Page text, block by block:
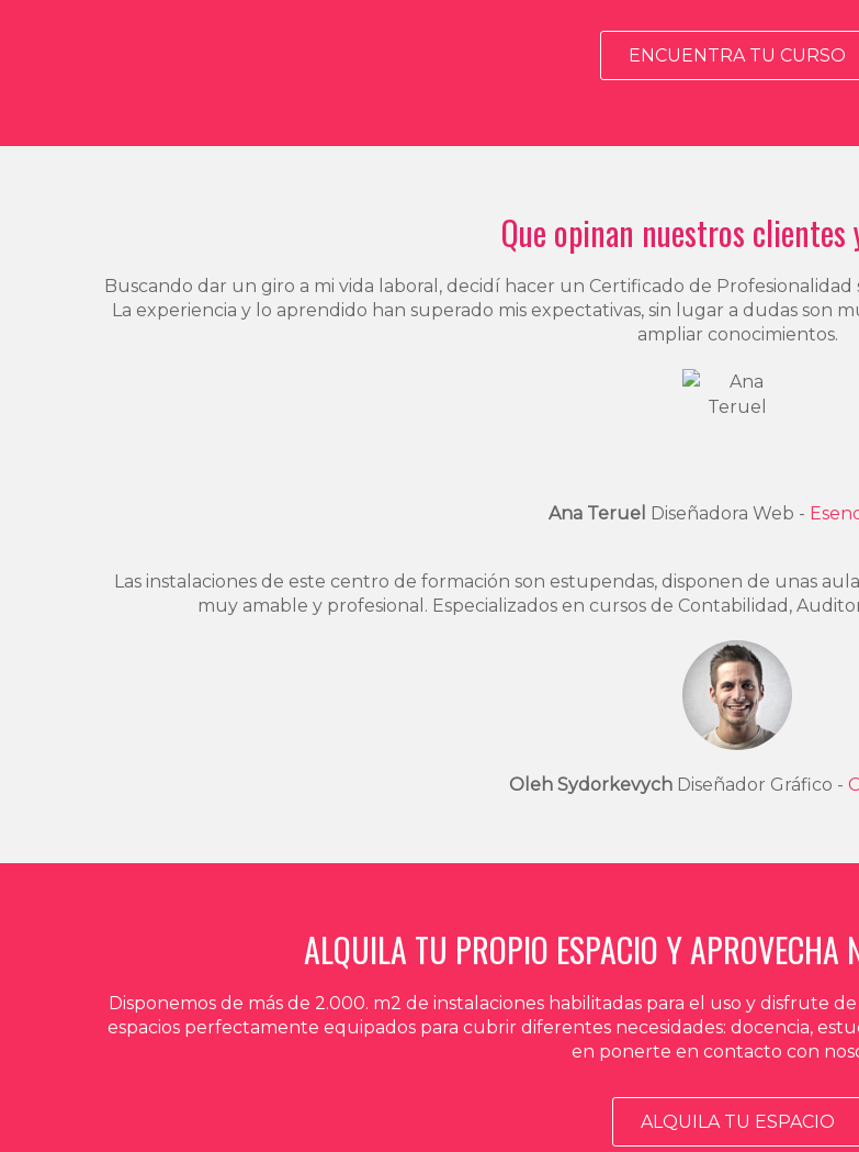
ENCUENTRA TU CURSO
Que opinan nuestros clientes
Buscando dar un giro a mi vida laboral, decidí hacer un Certificado de
La experiencia y lo aprendido han superado mis expectativas, sin lugar a dudas son
ampliar conocimientos.
Ana Teruel Diseñadora Web -
Las instalaciones de este centro de formación son estupendas, disponen de unas
muy amable y profesional. Especializados en cursos de Contabilidad,
Oleh Sydorkevych Diseñador Gráfico -
ALQUILA TU PROPIO ESPACIO Y APROVECHA
Disponemos de más de 2.000. m2 de instalaciones habilitadas para el uso y disfrute
espacios perfectamente equipados para cubrir diferentes necesidades: docencia,
en ponerte en contacto con
ALQUILA TU ESPACIO